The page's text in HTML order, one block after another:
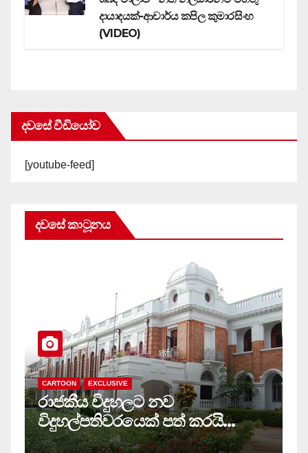
දායාදයක්-ආචාර්ය කපිල කුමාරසිංහ
(VIDEO)
දවසේ වීඩියෝව
[youtube-feed]
දවසේ කාටූනය
CARTOON MAIN
සියලු‍ පාසල් ඩිජිටල්කරණය කර එක
ම ජාලයකට ගතයුතුයි